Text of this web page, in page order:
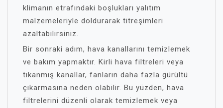
klimanın etrafındaki boşlukları yalıtım
malzemeleriyle doldurarak titreşimleri
azaltabilirsiniz.
Bir sonraki adım, hava kanallarını temizlemek
ve bakım yapmaktır. Kirli hava filtreleri veya
tıkanmış kanallar, fanların daha fazla gürültü
çıkarmasına neden olabilir. Bu yüzden, hava
filtrelerini düzenli olarak temizlemek veya